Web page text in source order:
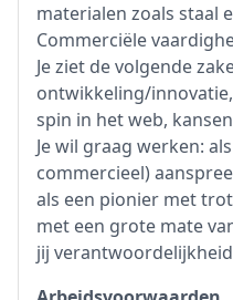
materialen zoals staal
Commerciële
Je ziet de volgende
ontwikkeling/
spin in het web,
Je wil graag werken:
commercieel)
als een pionier met
met een grote mate
jij